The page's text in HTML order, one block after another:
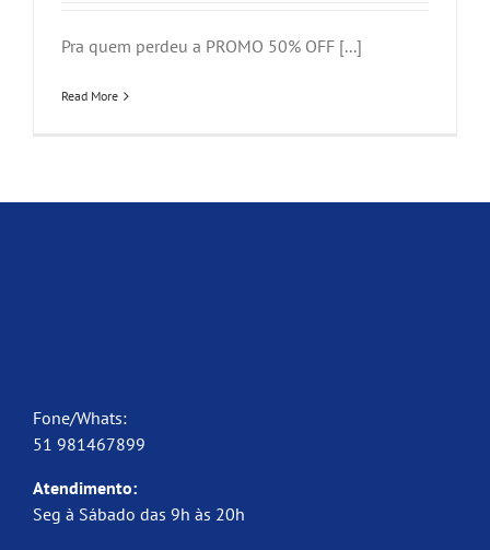
Pra quem perdeu a PROMO 50% OFF [...]
Read More
Fone/Whats:
51 981467899
Atendimento:
Seg à Sábado das 9h às 20h